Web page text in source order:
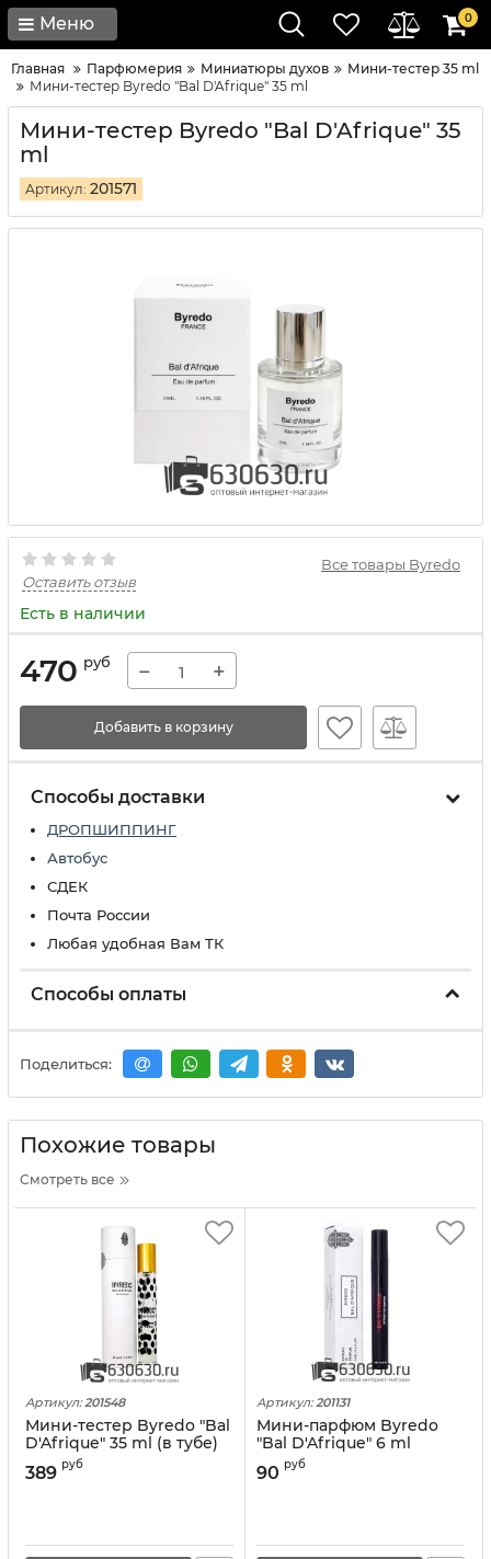
Меню 0
Главная Парфюмерия Миниатюры духов
Мини-тестер 35 ml
Мини-тестер Byredo "Bal D'Afrique" 35 ml
Мини-тестер Byredo "Bal D'Afrique" 35
ml
Артикул: 201571
Все товары Byredo
Оставить отзыв
Есть в наличии
470 руб − +
Добавить в корзину
Способы доставки
ДРОПШИППИНГ
Автобус
СДЕК
Почта России
Любая удобная Вам ТК
Способы оплаты
Поделиться:
Похожие товары
Смотреть все
Артикул: 201548
Мини-тестер Byredo "Bal
D'Afrique" 35 ml (в тубе)
389 руб
Артикул: 201131
Мини-парфюм Byredo
"Bal D'Afrique" 6 ml
90 руб